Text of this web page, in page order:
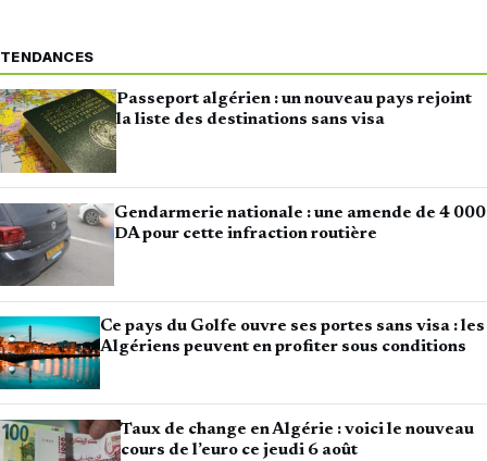
TENDANCES
Passeport algérien : un nouveau pays rejoint
la liste des destinations sans visa
Gendarmerie nationale : une amende de 4 000
DA pour cette infraction routière
Ce pays du Golfe ouvre ses portes sans visa : les
Algériens peuvent en profiter sous conditions
Taux de change en Algérie : voici le nouveau
cours de l’euro ce jeudi 6 août